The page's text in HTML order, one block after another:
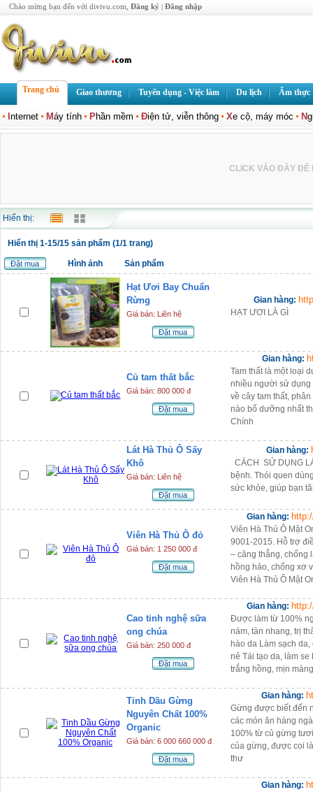
Chào mừng bạn đến với divivu.com, Đăng ký | Đăng nhập
Trang chủ Giao thương Tuyển dụng - Việc làm Du lịch Ẩm thực
nternet Máy tính Phần mềm Điện tử, viễn thông Xe cộ, máy móc N
CLICK VÀO ĐÂY ĐỂ
Hiển thị:
Hiển thị 1-15/15 sản phẩm (1/1 trang)
Đặt mua Hình ảnh Sản phẩm
Hạt Ươi Bay Chuẩn
Rừng
Giá bán: Liên hệ
Đặt mua
Gian hàng:
HẠT ƯƠI LÀ GÌ
Củ tam thất bắc
Giá bán: 800 000 đ
Đặt mua
Gian hàng:
Tam thất là một loại
nhiều người sử dụng
về cây tam thất,
nào bổ dưỡng nhất
Chính
Lát Hà Thủ Ô Sấy
Khô
Giá bán: Liên hệ
Đặt mua
Gian hàng:
CÁCH SỬ DỤNG
bệnh. Thói quen
sức khỏe, giúp bạn
Viên Hà Thủ Ô đỏ
Giá bán: 1 250 000 đ
Đặt mua
Gian hàng:
Viên Hà Thủ Ô Mật
9001-2015. Hỗ trợ
– căng thẳng, chống
hồng hảo, chống xơ
Viên Hà Thủ Ô Mật
Cao tinh nghệ sữa
ong chúa
Giá bán: 250 000 đ
Đặt mua
Gian hàng:
Được làm từ 100%
nám, tàn nhang, trị
hào da Làm sạch
nẻ Tái tạo da, làm
trắng hồng, mịn
Tinh Dầu Gừng
Nguyên Chất 100%
Organic
Giá bán: 6 000 660 000 đ
Đặt mua
Gian hàng:
Gừng được biết đến
các món ăn hàng
100% từ củ gừng
của gừng, được coi
thư
Gian hàng: